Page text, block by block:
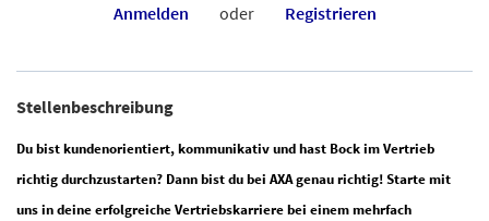
Anmelden
oder Registrieren
Stellenbeschreibung
Du bist kundenorientiert, kommunikativ und hast Bock im Vertrieb
richtig durchzustarten? Dann bist du bei AXA genau richtig! Starte mit
uns in deine erfolgreiche Vertriebskarriere bei einem mehrfach